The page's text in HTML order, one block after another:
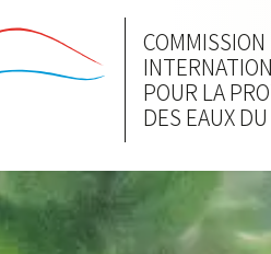
COMMISSION
POUR LA
DES EAUX